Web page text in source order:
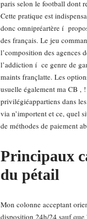
paris selon le football dont
Cette pratique est
donc omnipréartère í
des français. Le jeu
l’composition des agences
l’addiction í ce genre de
maints françlatte. Les
usuelle également ma CB ,
privilégiéappartiens dans
via n’importent et ce, quel
de méthodes de paiement
Principaux
du pétail
Mon colonne acceptant
disposition 24h/24 sauf